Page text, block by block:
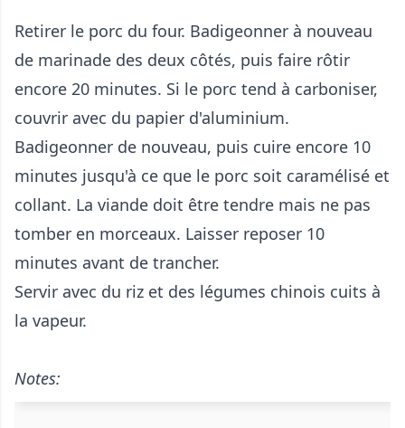
Retirer le porc du four. Badigeonner à nouveau
de marinade des deux côtés, puis faire rôtir
encore 20 minutes. Si le porc tend à carboniser,
couvrir avec du papier d'aluminium.
Badigeonner de nouveau, puis cuire encore 10
minutes jusqu'à ce que le porc soit caramélisé et
collant. La viande doit être tendre mais ne pas
tomber en morceaux. Laisser reposer 10
minutes avant de trancher.
Servir avec du riz et des légumes chinois cuits à
la vapeur.
Notes: